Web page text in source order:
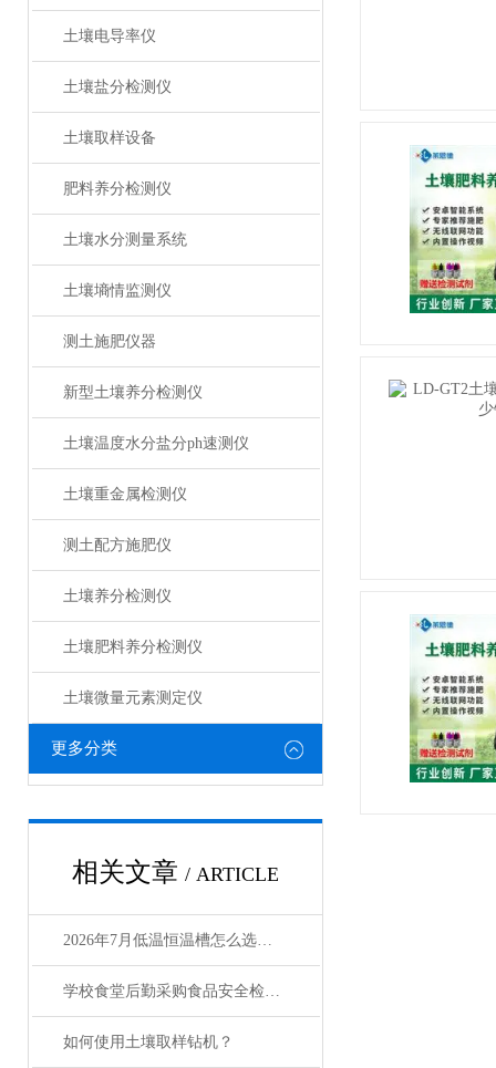
土壤电导率仪
土壤盐分检测仪
土壤取样设备
肥料养分检测仪
土壤水分测量系统
土壤墒情监测仪
测土施肥仪器
新型土壤养分检测仪
土壤温度水分盐分ph速测仪
土壤重金属检测仪
测土配方施肥仪
土壤养分检测仪
土壤肥料养分检测仪​
土壤微量元素测定仪
更多分类
相关文章 / ARTICLE
2026年7月低温恒温槽怎么选？莱恩德高性价比选型测评
学校食堂后勤采购食品安全检测仪新手入门选购指南
如何使用土壤取样钻机？